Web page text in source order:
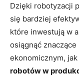
Dzięki robotyzacji
się⁤ bardziej
które inwestują w
⁢osiągnąć
ekonomicznym, jak
robotów w